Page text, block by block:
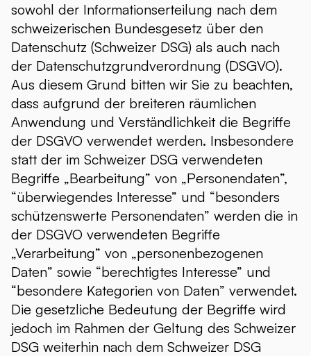
sowohl der Informationserteilung nach dem
schweizerischen Bundesgesetz über den
Datenschutz (Schweizer DSG) als auch nach
der Datenschutzgrundverordnung (DSGVO).
Aus diesem Grund bitten wir Sie zu beachten,
dass aufgrund der breiteren räumlichen
Anwendung und Verständlichkeit die Begriffe
der DSGVO verwendet werden. Insbesondere
statt der im Schweizer DSG verwendeten
Begriffe „Bearbeitung” von „Personendaten”,
“überwiegendes Interesse” und “besonders
schützenswerte Personendaten” werden die in
der DSGVO verwendeten Begriffe
„Verarbeitung” von „personenbezogenen
Daten” sowie “berechtigtes Interesse” und
“besondere Kategorien von Daten” verwendet.
Die gesetzliche Bedeutung der Begriffe wird
jedoch im Rahmen der Geltung des Schweizer
DSG weiterhin nach dem Schweizer DSG